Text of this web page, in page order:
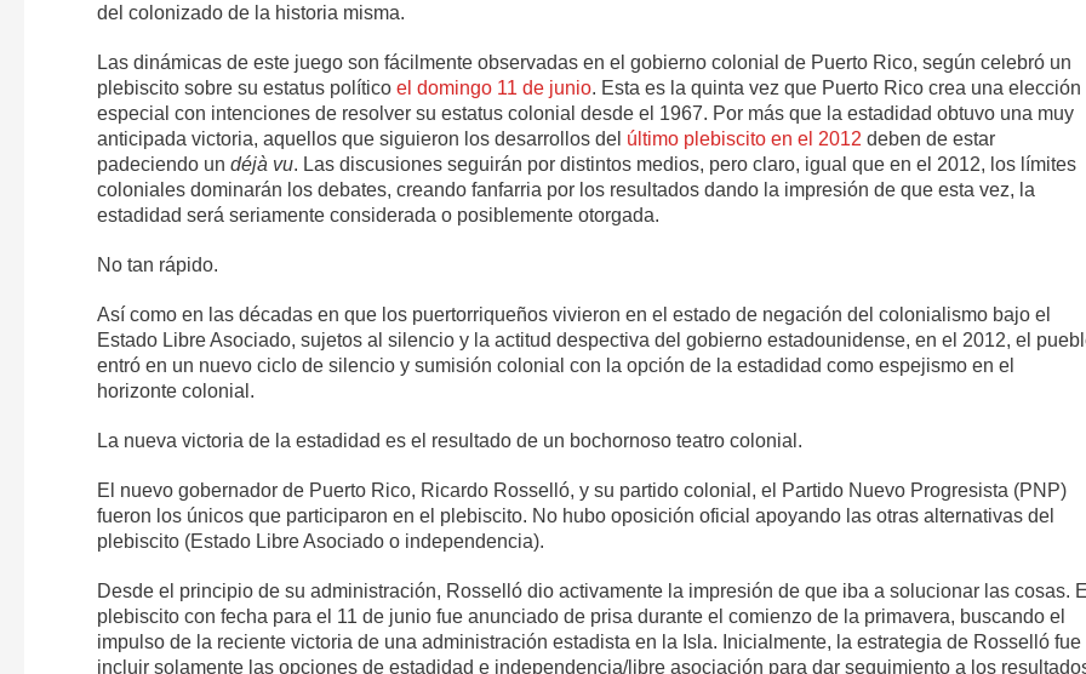
del colonizado de la historia misma.
Las dinámicas de este juego son fácilmente observadas en el gobierno colonial de Puerto Rico, según celebró un
plebiscito sobre su estatus político el domingo 11 de junio. Esta es la quinta vez que Puerto Rico crea una elección
especial con intenciones de resolver su estatus colonial desde el 1967. Por más que la estadidad obtuvo una muy
anticipada victoria, aquellos que siguieron los desarrollos del último plebiscito en el 2012 deben de estar
padeciendo un déjà vu. Las discusiones seguirán por distintos medios, pero claro, igual que en el 2012, los límites
coloniales dominarán los debates, creando fanfarria por los resultados dando la impresión de que esta vez, la
estadidad será seriamente considerada o posiblemente otorgada.
No tan rápido.
Así como en las décadas en que los puertorriqueños vivieron en el estado de negación del colonialismo bajo el
Estado Libre Asociado, sujetos al silencio y la actitud despectiva del gobierno estadounidense, en el 2012, el
entró en un nuevo ciclo de silencio y sumisión colonial con la opción de la estadidad como espejismo en el
horizonte colonial.
La nueva victoria de la estadidad es el resultado de un bochornoso teatro colonial.
El nuevo gobernador de Puerto Rico, Ricardo Rosselló, y su partido colonial, el Partido Nuevo Progresista (PNP)
fueron los únicos que participaron en el plebiscito. No hubo oposición oficial apoyando las otras alternativas del
plebiscito (Estado Libre Asociado o independencia).
Desde el principio de su administración, Rosselló dio activamente la impresión de que iba a solucionar las cosas.
plebiscito con fecha para el 11 de junio fue anunciado de prisa durante el comienzo de la primavera, buscando el
impulso de la reciente victoria de una administración estadista en la Isla. Inicialmente, la estrategia de Rosselló fue
incluir solamente las opciones de estadidad e independencia/libre asociación para dar seguimiento a los